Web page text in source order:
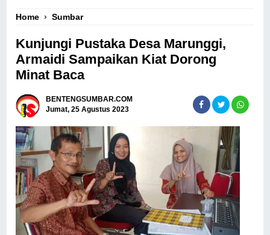
Home ›Sumbar
Kunjungi Pustaka Desa Marunggi,
Armaidi Sampaikan Kiat Dorong
Minat Baca
BENTENGSUMBAR.COM
Jumat, 25 Agustus 2023